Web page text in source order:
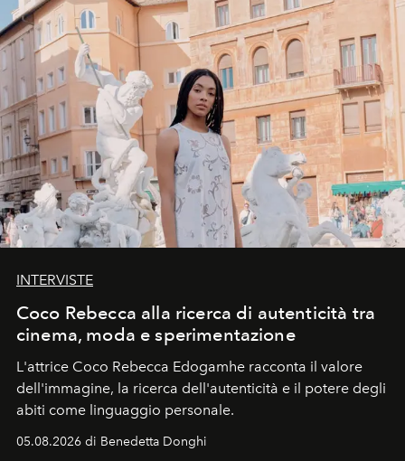
INTERVISTE
Coco Rebecca alla ricerca di autenticità tra
cinema, moda e sperimentazione
L'attrice Coco Rebecca Edogamhe racconta il valore
dell'immagine, la ricerca dell'autenticità e il potere degli
abiti come linguaggio personale.
05.08.2026 di Benedetta Donghi